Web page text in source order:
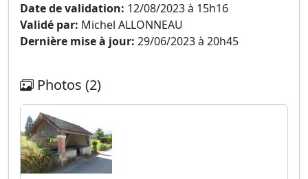
Date de validation: 12/08/2023 à 15h16
Validé par: Michel ALLONNEAU
Dernière mise à jour: 29/06/2023 à 20h45
Photos (2)